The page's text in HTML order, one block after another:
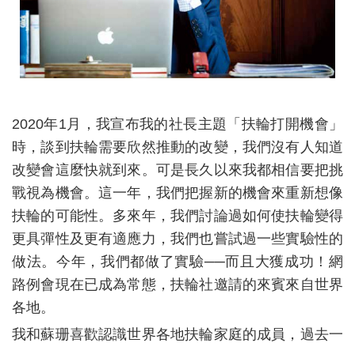
3470地區2020-21年度第37屆年會
2020-21年度國際扶輪3481地區年會回顧紀事
3490地區讓人愛上扶輪攝影比賽
2020-21年度3502地區年會精采紀實
2020-21年度3521地區年會
2021年3522地區年會報導
3523地區年會「因為有您 非常精彩」
扶輪領導學院台灣分部 第62期學員訓練會議心得分享
2020年1月，我宣布我的社長主題「扶輪打開機會」
時，談到扶輪需要欣然推動的改變，我們沒有人知道
改變會這麼快就到來。可是長久以來我都相信要把挑
戰視為機會。這一年，我們把握新的機會來重新想像
扶輪的可能性。多來年，我們討論過如何使扶輪變得
更具彈性及更有適應力，我們也嘗試過一些實驗性的
做法。今年，我們都做了實驗──而且大獲成功！網
路例會現在已成為常態，扶輪社邀請的來賓來自世界
各地。
我和蘇珊喜歡認識世界各地扶輪家庭的成員，過去一